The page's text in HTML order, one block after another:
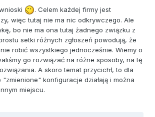
. Celem każdej firmy jest
więc tutaj nie ma nic odkrywczego. Ale
bo nie ma ona tutaj żadnego związku z
setki różnych zgłoszeń powodują, że
robić wszystkiego jednocześnie. Wiemy o
go rozwiązać na różne sposoby, na tę
A skoro temat przycichł, to dla
konfiguracje działają i można
miejscu.